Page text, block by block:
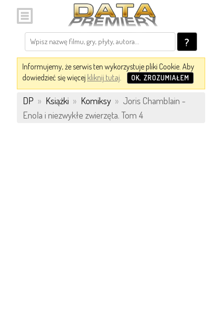
?
Informujemy, że serwis ten wykorzystuje pliki Cookie. Aby
dowiedzieć się więcej kliknij tutaj. OK, ZROZUMIAŁEM
DP » Książki » Komiksy » Joris Chamblain -
Enola i niezwykłe zwierzęta. Tom 4